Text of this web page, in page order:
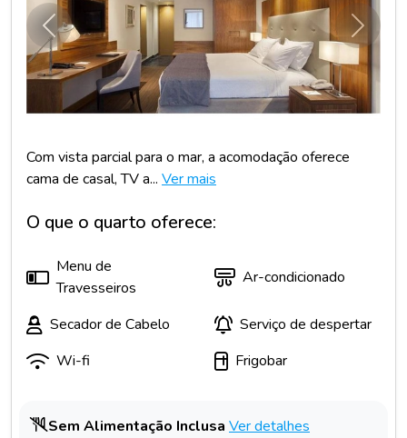
Anterior
Com vista parcial para o mar, a acomodação oferece
cama de casal, TV a... Ver mais
O que o quarto oferece:
Menu de
Travesseiros
Ar-condicionado
Secador de Cabelo
Serviço de despertar
Wi-fi
Frigobar
Sem Alimentação Inclusa Ver detalhes